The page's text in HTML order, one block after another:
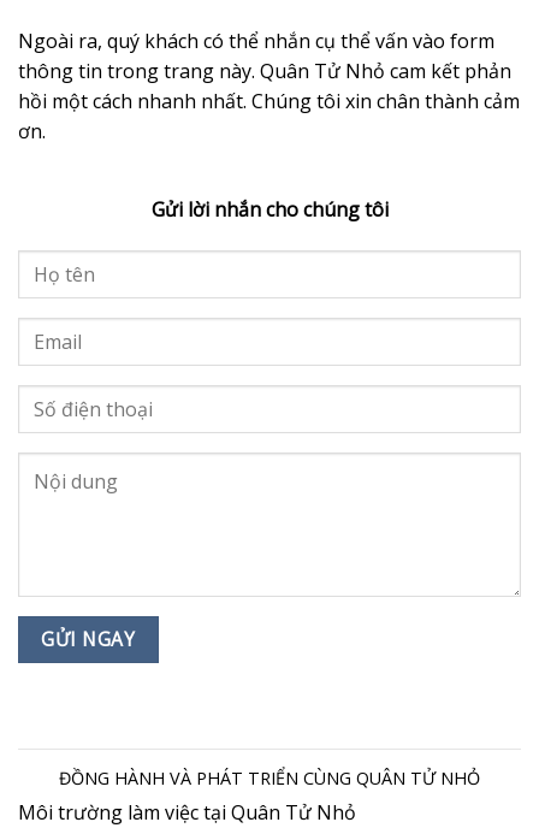
Ngoài ra, quý khách có thể nhắn cụ thể vấn vào form
thông tin trong trang này. Quân Tử Nhỏ cam kết phản
hồi một cách nhanh nhất. Chúng tôi xin chân thành cảm
ơn.
Gửi lời nhắn cho chúng tôi
ĐỒNG HÀNH VÀ PHÁT TRIỂN CÙNG QUÂN TỬ NHỎ
Môi trường làm việc tại Quân Tử Nhỏ